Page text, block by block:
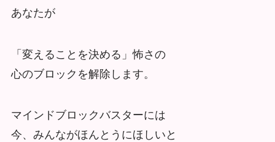
あなたが
「変えることを決める」怖さの
心のブロックを解除します。
マインドブロックバスターには
今、みんながほんとうにほしいと